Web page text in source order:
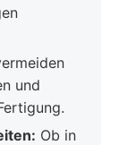
und
Ob in